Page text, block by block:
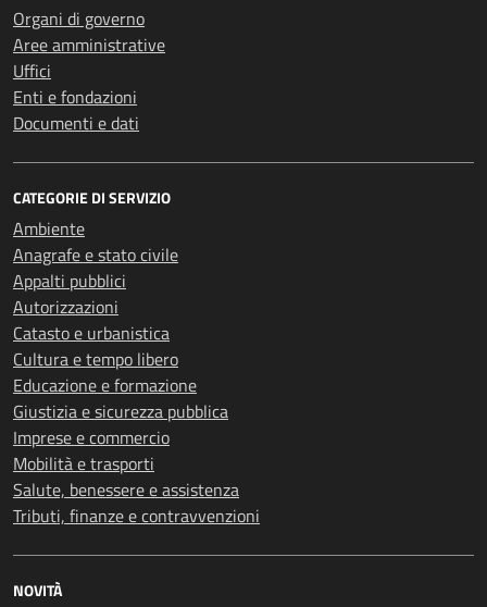
Organi di governo
Aree amministrative
Uffici
Enti e fondazioni
Documenti e dati
CATEGORIE DI SERVIZIO
Ambiente
Anagrafe e stato civile
Appalti pubblici
Autorizzazioni
Catasto e urbanistica
Cultura e tempo libero
Educazione e formazione
Giustizia e sicurezza pubblica
Imprese e commercio
Mobilità e trasporti
Salute, benessere e assistenza
Tributi, finanze e contravvenzioni
NOVITÀ